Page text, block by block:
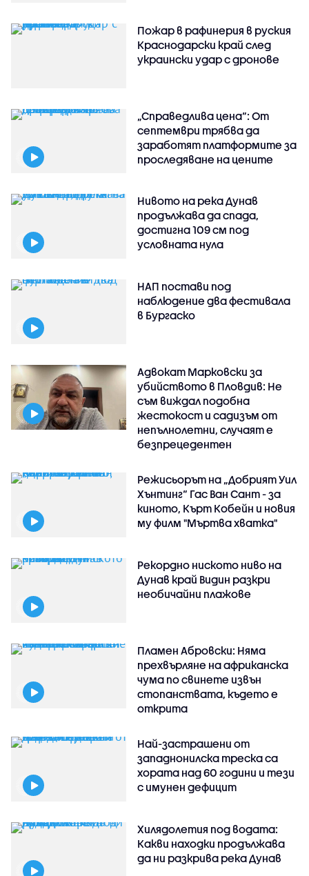
Пожар в рафинерия в руския
Краснодарски край след
украински удар с дронове
„Справедлива цена“: От
септември трябва да
заработят платформите за
проследяване на цените
Нивото на река Дунав
продължава да спада,
достигна 109 см под
условната нула
НАП постави под
наблюдение два фестивала
в Бургаско
Адвокат Марковски за
убийството в Пловдив: Не
съм виждал подобна
жестокост и садизъм от
непълнолетни, случаят е
безпрецедентен
Режисьорът на „Добрият Уил
Хънтинг“ Гас Ван Сант - за
киното, Кърт Кобейн и новия
му филм "Мъртва хватка"
Рекордно ниското ниво на
Дунав край Видин разкри
необичайни плажове
Пламен Абровски: Няма
прехвърляне на африканска
чума по свинете извън
стопанствата, където е
открита
Най-застрашени от
западнонилска треска са
хората над 60 години и тези
с имунен дефицит
Хилядолетия под водата:
Какви находки продължава
да ни разкрива река Дунав